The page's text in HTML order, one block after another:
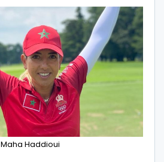
Maha Haddioui